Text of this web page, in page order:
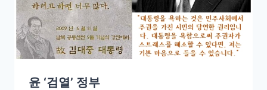
윤 ‘검열’ 정부